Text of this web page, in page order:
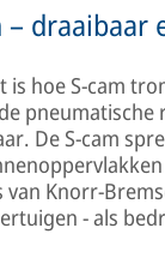
– draaibaar
is hoe S-cam
De S-cam
van Knorr-
- als